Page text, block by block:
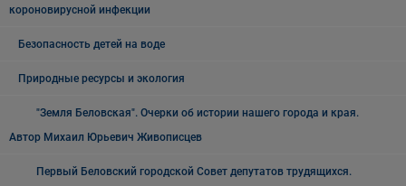
короновирусной инфекции
Безопасность детей на воде
Природные ресурсы и экология
"Земля Беловская". Очерки об истории нашего города и края.
Автор Михаил Юрьевич Живописцев
Первый Беловский городской Совет депутатов трудящихся.